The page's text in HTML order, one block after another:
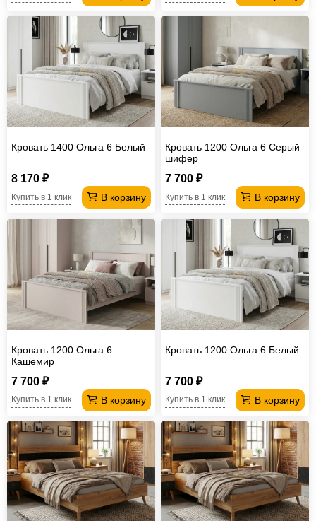
Кровать 1400 Ольга 6 Белый
8 170 ₽
В корзину
Купить в 1 клик
Кровать 1200 Ольга 6 Серый
шифер
7 700 ₽
В корзину
Купить в 1 клик
Кровать 1200 Ольга 6
Кашемир
7 700 ₽
В корзину
Купить в 1 клик
Кровать 1200 Ольга 6 Белый
7 700 ₽
В корзину
Купить в 1 клик